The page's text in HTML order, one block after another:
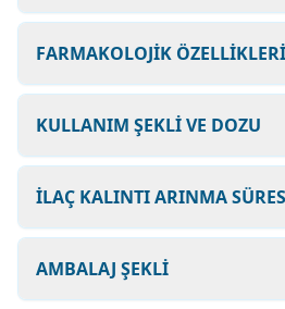
FARMAKOLOJİK ÖZELLİKLERİ
KULLANIM ŞEKLİ VE DOZU
İLAÇ KALINTI ARINMA
AMBALAJ ŞEKLİ